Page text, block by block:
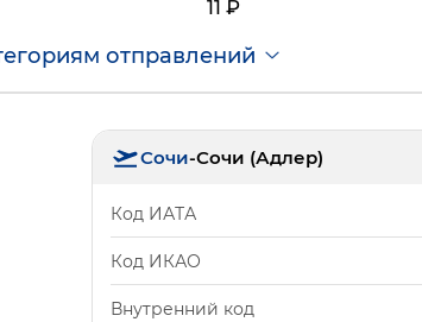
11 ₽
отправлений
Сочи-Сочи (Адлер)
Код ИАТА
Код ИКАО
Внутренний код